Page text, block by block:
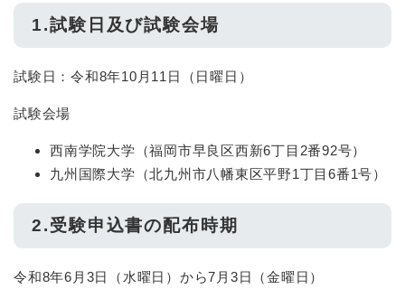
1.試験日及び試験会場
試験日：令和8年10月11日（日曜日）
試験会場
西南学院大学（福岡市早良区西新6丁目2番92号）
九州国際大学（北九州市八幡東区平野1丁目6番1号）
2.受験申込書の配布時期
令和8年6月3日（水曜日）から7月3日（金曜日）